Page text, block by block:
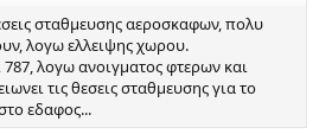
σταθμευσης αεροσκαφων, πολυ
λογω ελλειψης χωρου.
λογω ανοιγματος φτερων και
τις θεσεις σταθμευσης για το
εδαφος...